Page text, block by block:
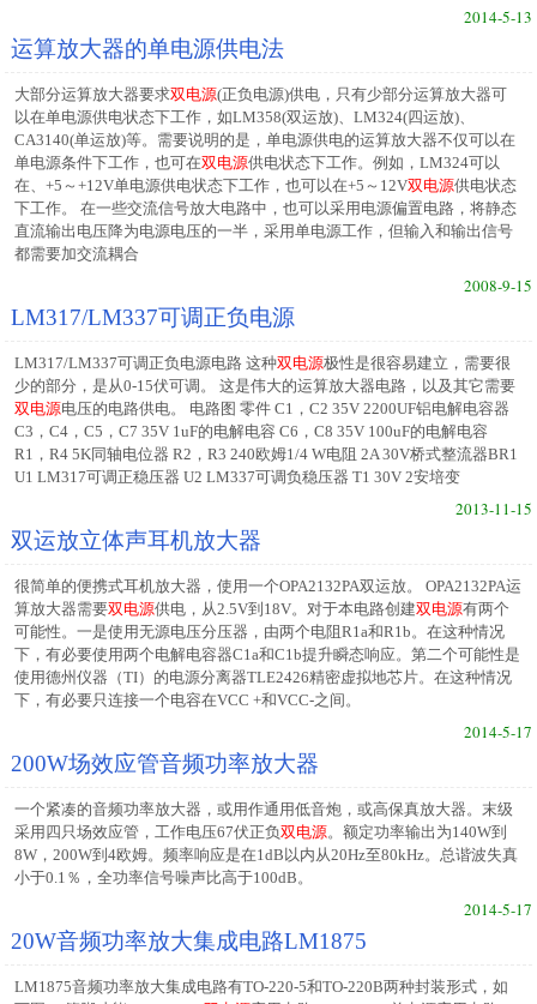
2014-5-13
运算放大器的单电源供电法
大部分运算放大器要求双电源(正负电源)供电，只有少部分运算放大器可
以在单电源供电状态下工作，如LM358(双运放)、LM324(四运放)、
CA3140(单运放)等。需要说明的是，单电源供电的运算放大器不仅可以在
单电源条件下工作，也可在双电源供电状态下工作。例如，LM324可以
在、+5～+12V单电源供电状态下工作，也可以在+5～12V双电源供电状态
下工作。 在一些交流信号放大电路中，也可以采用电源偏置电路，将静态
直流输出电压降为电源电压的一半，采用单电源工作，但输入和输出信号
都需要加交流耦合
2008-9-15
LM317/LM337可调正负电源
LM317/LM337可调正负电源电路 这种双电源极性是很容易建立，需要很
少的部分，是从0-15伏可调。 这是伟大的运算放大器电路，以及其它需要
双电源电压的电路供电。 电路图 零件 C1，C2 35V 2200UF铝电解电容器
C3，C4，C5，C7 35V 1uF的电解电容 C6，C8 35V 100uF的电解电容
R1，R4 5K同轴电位器 R2，R3 240欧姆1/4 W电阻 2A 30V桥式整流器BR1
U1 LM317可调正稳压器 U2 LM337可调负稳压器 T1 30V 2安培变
2013-11-15
双运放立体声耳机放大器
很简单的便携式耳机放大器，使用一个OPA2132PA双运放。 OPA2132PA运
算放大器需要双电源供电，从2.5V到18V。对于本电路创建双电源有两个
可能性。一是使用无源电压分压器，由两个电阻R1a和R1b。在这种情况
下，有必要使用两个电解电容器C1a和C1b提升瞬态响应。第二个可能性是
使用德州仪器（TI）的电源分离器TLE2426精密虚拟地芯片。在这种情况
下，有必要只连接一个电容在VCC +和VCC-之间。
2014-5-17
200W场效应管音频功率放大器
一个紧凑的音频功率放大器，或用作通用低音炮，或高保真放大器。末级
采用四只场效应管，工作电压67伏正负双电源。额定功率输出为140W到
8W，200W到4欧姆。频率响应是在1dB以内从20Hz至80kHz。总谐波失真
小于0.1％，全功率信号噪声比高于100dB。
2014-5-17
20W音频功率放大集成电路LM1875
LM1875音频功率放大集成电路有TO-220-5和TO-220B两种封装形式，如